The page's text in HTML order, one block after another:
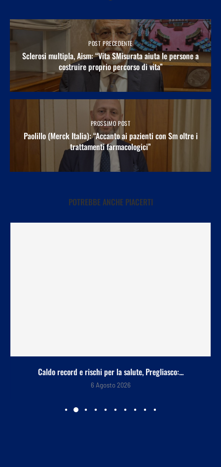
POST PRECEDENTE
Sclerosi multipla, Aism: “Vita SMisurata aiuta le persone a
costruire proprio percorso di vita”
PROSSIMO POST
Paolillo (Merck Italia): “Accanto ai pazienti con Sm oltre i
trattamenti farmacologici”
POTREBBE ANCHE PIACERTI
Caldo record e rischi per la salute, Pregliasco:...
6 Agosto 2026